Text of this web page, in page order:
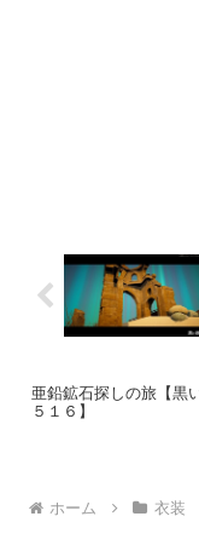
亜鉛鉱石探しの旅【黒
５１６】
ホーム 衣装